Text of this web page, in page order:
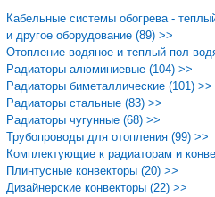
Кабельные системы обогрева -
и другое оборудование (89) >>
Отопление водяное и теплый пол
Радиаторы алюминиевые (104) >>
Радиаторы биметаллические (101) >>
Радиаторы стальные (83) >>
Радиаторы чугунные (68) >>
Трубопроводы для отопления (99) >>
Комплектующие к радиаторам и
Плинтусные конвекторы (20) >>
Дизайнерские конвекторы (22) >>